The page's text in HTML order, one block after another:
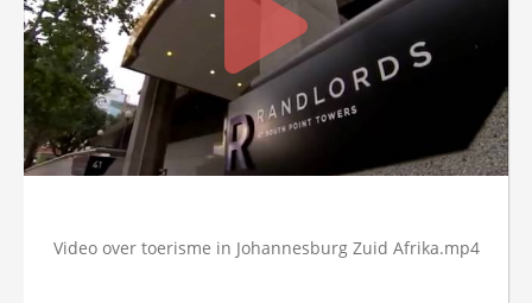
Video over toerisme in Johannesburg Zuid Afrika.mp4